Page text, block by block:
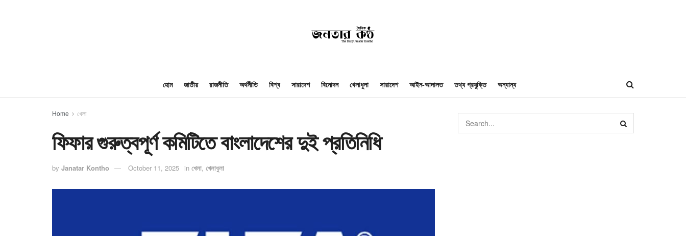
হোম জাতীয় রাজনীতি অর্থনীতি বিশ্ব সারাদেশ বিনোদন খেলাধুলা সারাদেশ আইন-আদালত তথ্য প্রযুক্তি অন্যান্য
Home খেলা
ফিফার গুরুত্বপূর্ণ কমিটিতে বাংলাদেশের দুই প্রতিনিধি
by Janatar Kontho October 11, 2025 in খেলা, খেলাধুলা